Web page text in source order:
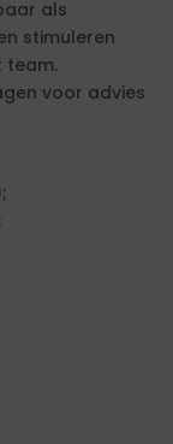
als
stimuleren
team.
voor advies